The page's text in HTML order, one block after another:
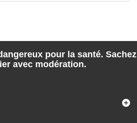
pour la santé. Sachez
avec modération.